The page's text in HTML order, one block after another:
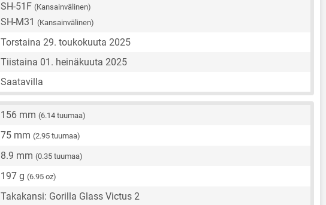
SH-51F (Kansainvälinen)
SH-M31 (Kansainvälinen)
Torstaina 29. toukokuuta 2025
Tiistaina 01. heinäkuuta 2025
Saatavilla
156 mm (6.14 tuumaa)
75 mm (2.95 tuumaa)
8.9 mm (0.35 tuumaa)
197 g (6.95 oz)
Takakansi: Gorilla Glass Victus 2